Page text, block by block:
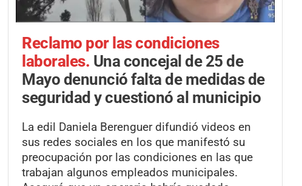
Reclamo por las condiciones
laborales. Una concejal de 25 de
Mayo denunció falta de medidas de
seguridad y cuestionó al municipio
La edil Daniela Berenguer difundió videos en
sus redes sociales en los que manifestó su
preocupación por las condiciones en las que
trabajan algunos empleados municipales.